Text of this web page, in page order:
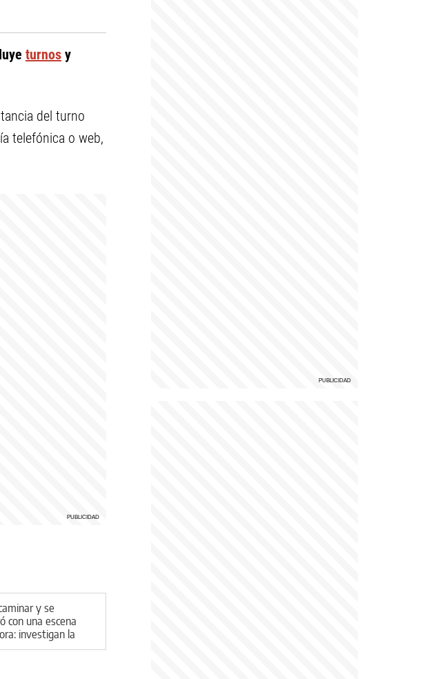
turnos y
del turno
telefónica o web,
y se
con una escena
investigan la
de animales